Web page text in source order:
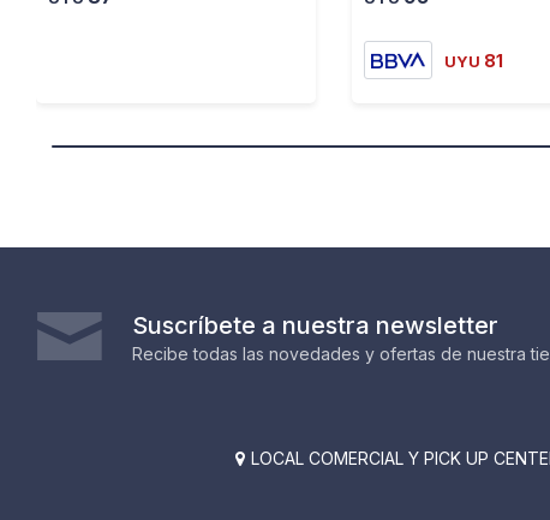
UYU 81
Suscríbete a nuestra newsletter
Recibe todas las novedades y ofertas de nuestra
 LOCAL COMERCIAL Y PICK UP